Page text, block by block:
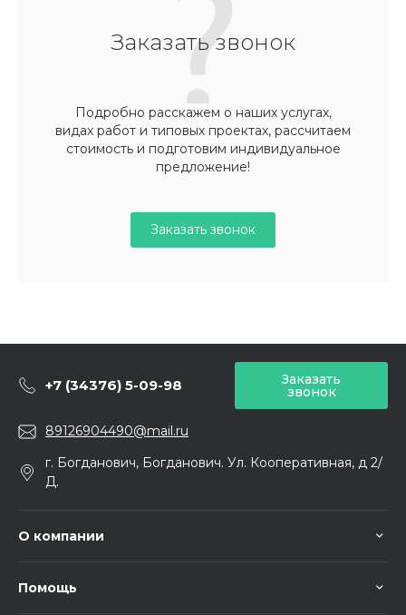
Заказать звонок
Подробно расскажем о наших услугах,
видах работ и типовых проектах, рассчитаем
стоимость и подготовим индивидуальное
предложение!
Заказать звонок
+7 (34376) 5-09-98 Заказать
звонок
89126904490@mail.ru
г. Богданович, Богданович. Ул. Кооперативная, д 2/
Д.
О компании
Помощь